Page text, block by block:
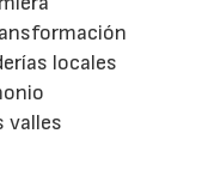
locales
valles